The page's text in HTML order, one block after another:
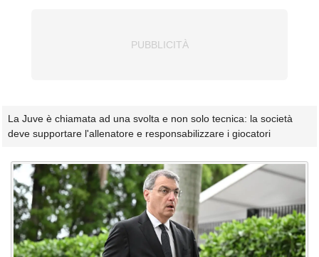
La Juve è chiamata ad una svolta e non solo tecnica: la società
deve supportare l'allenatore e responsabilizzare i giocatori